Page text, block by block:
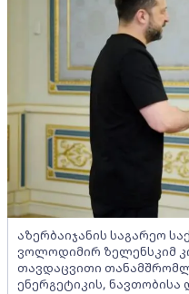
აზერბაიჯანის საგარეო
ვოლოდიმირ ზელენსკიმ
თავდაცვითი
ენერგეტიკის, ნავთობისა